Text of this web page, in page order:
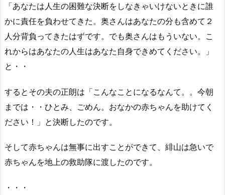
「あなたは人生の困難な決断をしなきゃいけないときに誰
かに責任を負わせてきた。奥さんはあなたの分も含めて２
人分背負ってきたはずです。でも奥さんはもういない。こ
れからはあなたの人生はあなた自身できめてください。」
と・・
するとその夫の正朗は「こんなことになるなんて。。今朝
までは・・ひとみ、ごめん。おなかの赤ちゃんを助けてく
ださい！」と決断したのです。
そして赤ちゃんは無事に出すことができて、緋山は急いで
赤ちゃんを地上の救助隊に渡したのです。
・・・